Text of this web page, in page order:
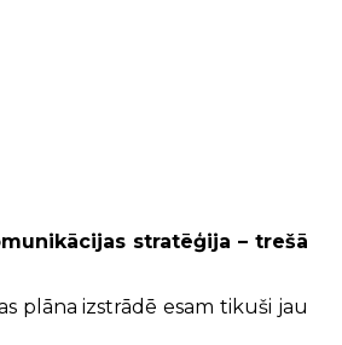
stratēģija – trešā
plāna izstrādē esam tikuši jau